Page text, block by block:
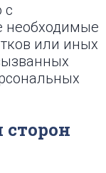
с
необходимые
или иных
сторон